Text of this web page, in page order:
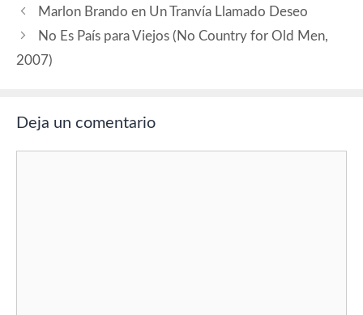
que…Marlon Brando en Un Tranvía Llamado Deseo
No Es País para Viejos (No Country for Old Men,
2007)
Deja un comentario